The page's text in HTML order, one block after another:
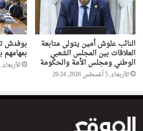
النائب علوش أمين يتولى متابعة
العلاقات بين المجلس الشعبي
الوطني ومجلس الأمة والحكومة
الأربعاء, 5 أغسطس 2026, 20:24
بوفدش
الأربعاء, 5 أغسطس 2026, 20:15